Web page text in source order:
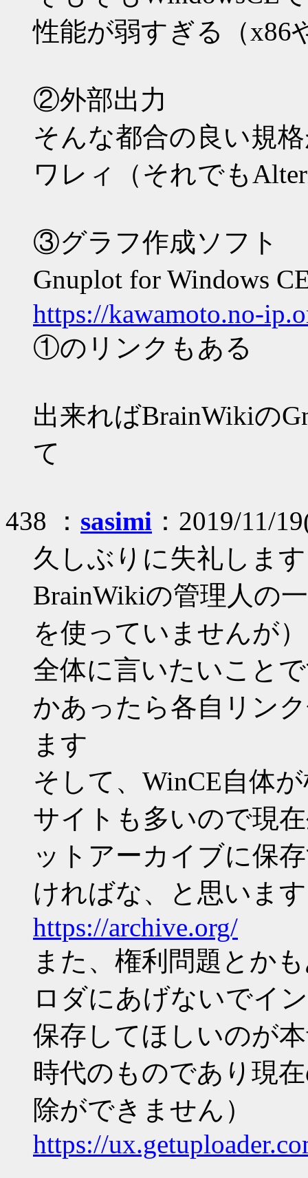
性能が弱すぎる（x86
②外部出力
そんな都合の良い規
ワレィ（それでも
③グラフ作成ソフト
Gnuplot for Windows
https://kawamoto.no-
①のリンクもある
出来ればBrainWikiの
て
438 ： sasimi ：2019/11/
久しぶりに失礼します
BrainWikiの管理人の
を使っていませんが）
全体に言いたいこと
かあったら各自リン
ます
そして、WinCE自体
サイトも多いので現
ットアーカイブに保
ければな、と思います
https://archive.org/
また、権利問題とか
ロダにあげないでイ
保存してほしいのが
時代のものであり現
除ができません）
https://